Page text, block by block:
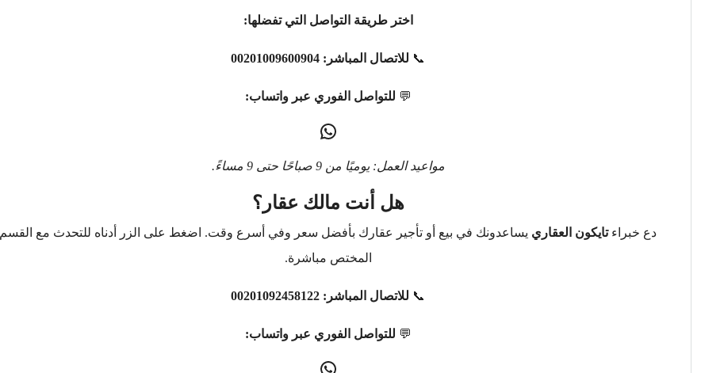
اختر طريقة التواصل التي تفضلها:
📞 للاتصال المباشر: 00201009600904
💬 للتواصل الفوري عبر واتساب:
مواعيد العمل: يوميًا من 9 صباحًا حتى 9 مساءً.
هل أنت مالك عقار؟
دع خبراءتايكون العقاري يساعدونك في بيع أو تأجير عقارك بأفضل سعر وفي أسرع وقت. اضغط على الزر أدناه للتحدث مع القسم
المختص مباشرة.
📞 للاتصال المباشر: 00201092458122
💬 للتواصل الفوري عبر واتساب: